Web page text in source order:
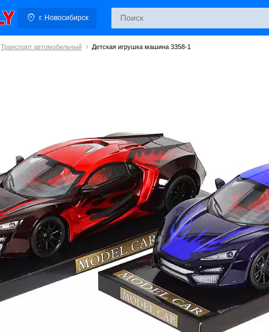
г. Новосибирск
Транспорт автомобильный Детская игрушка машина 3358-1